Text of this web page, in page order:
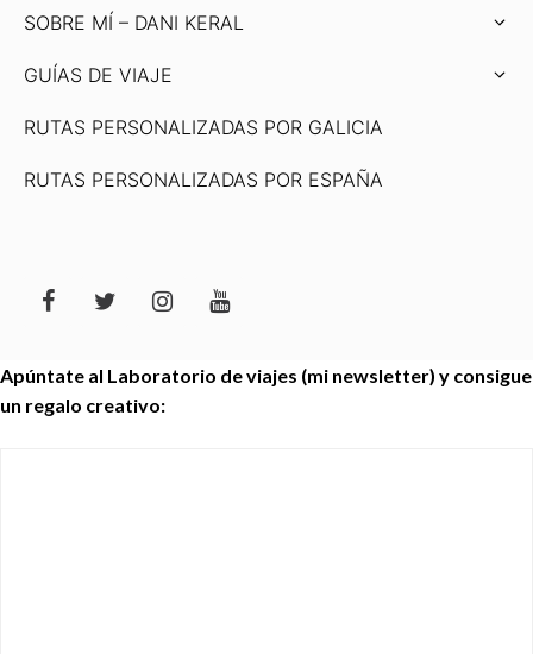
SOBRE MÍ – DANI KERAL
GUÍAS DE VIAJE
RUTAS PERSONALIZADAS POR GALICIA
RUTAS PERSONALIZADAS POR ESPAÑA
Apúntate al Laboratorio de viajes (mi newsletter) y consigue
un regalo creativo: